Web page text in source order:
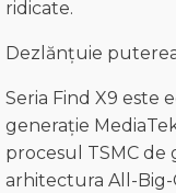
ridicate.
Dezlănțuie
Seria Find X9 este
generație
procesul TSMC de
arhitectura All-Big-